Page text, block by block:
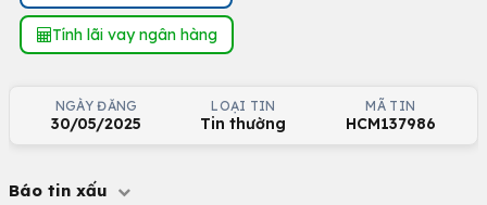
Tính lãi vay ngân hàng
NGÀY ĐĂNG
30/05/2025
LOẠI TIN
Tin thường
MÃ TIN
HCM137986
Báo tin xấu